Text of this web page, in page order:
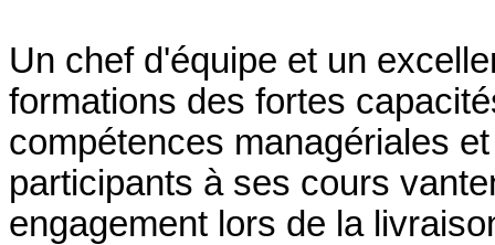
Un chef d'équipe et un
formations des fortes
compétences managériales
participants à ses cours
engagement lors de la